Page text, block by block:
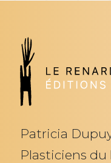
Patricia
Plasticiens du